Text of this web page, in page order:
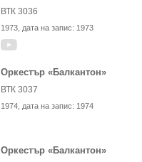
ВТК 3036
1973 , дата на запис: 1973
Оркестър «Балкантон»
ВТК 3037
1974 , дата на запис: 1974
Оркестър «Балкантон»